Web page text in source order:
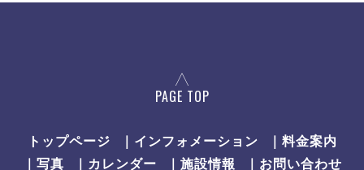
PAGE TOP
トップページ ｜インフォメーション
｜料金案内
｜写真
｜カレンダー ｜施設情報 ｜お問い合わせ